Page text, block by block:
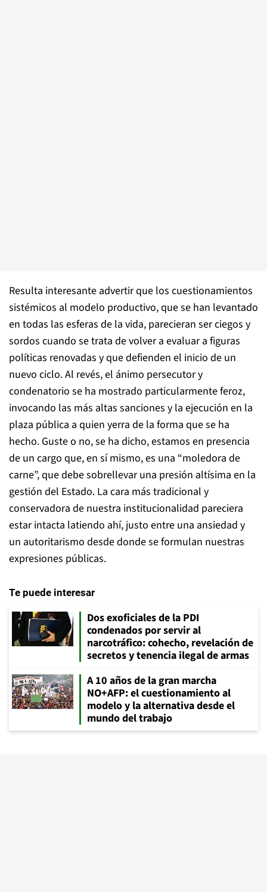
Resulta interesante advertir que los cuestionamientos
sistémicos al modelo productivo, que se han levantado
en todas las esferas de la vida, parecieran ser ciegos y
sordos cuando se trata de volver a evaluar a figuras
políticas renovadas y que defienden el inicio de un
nuevo ciclo. Al revés, el ánimo persecutor y
condenatorio se ha mostrado particularmente feroz,
invocando las más altas sanciones y la ejecución en la
plaza pública a quien yerra de la forma que se ha
hecho. Guste o no, se ha dicho, estamos en presencia
de un cargo que, en sí mismo, es una “moledora de
carne”, que debe sobrellevar una presión altísima en la
gestión del Estado. La cara más tradicional y
conservadora de nuestra institucionalidad pareciera
estar intacta latiendo ahí, justo entre una ansiedad y
un autoritarismo desde donde se formulan nuestras
expresiones públicas.
Te puede interesar
Dos exoficiales de la PDI
condenados por servir al
narcotráfico: cohecho, revelación de
secretos y tenencia ilegal de armas
A 10 años de la gran marcha
NO+AFP: el cuestionamiento al
modelo y la alternativa desde el
mundo del trabajo